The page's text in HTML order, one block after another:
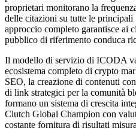
proprietari monitorano la
delle citazioni su tutte le
approccio completo garantisce ai
pubblico di riferimento conduca
Il modello di servizio di ICODA
ecosistema completo di crypto
SEO, la creazione di contenuti
di link strategici per la comunità
formano un sistema di crescita
Clutch Global Champion con
costante fornitura di risultati